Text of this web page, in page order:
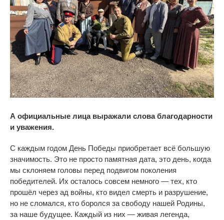
А официальные лица выражали слова благодарности
и уважения.
С каждым годом День Победы приобретает всё большую
значимость. Это не просто памятная дата, это день, когда
мы склоняем головы перед подвигом поколения
победителей. Их осталось совсем немного — тех, кто
прошёл через ад войны, кто видел смерть и разрушение,
но не сломался, кто боролся за свободу нашей Родины,
за наше будущее. Каждый из них — живая легенда,